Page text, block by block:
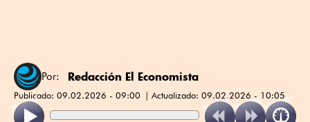
Por: Redacción El Economista
Publicado: 09.02.2026 - 09:00 Actualizado: 09.02.2026 - 10:05